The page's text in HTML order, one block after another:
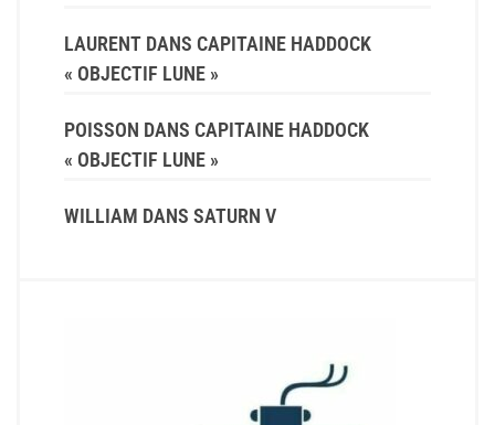
LAURENT DANS CAPITAINE HADDOCK
« OBJECTIF LUNE »
POISSON DANS CAPITAINE HADDOCK
« OBJECTIF LUNE »
WILLIAM DANS SATURN V